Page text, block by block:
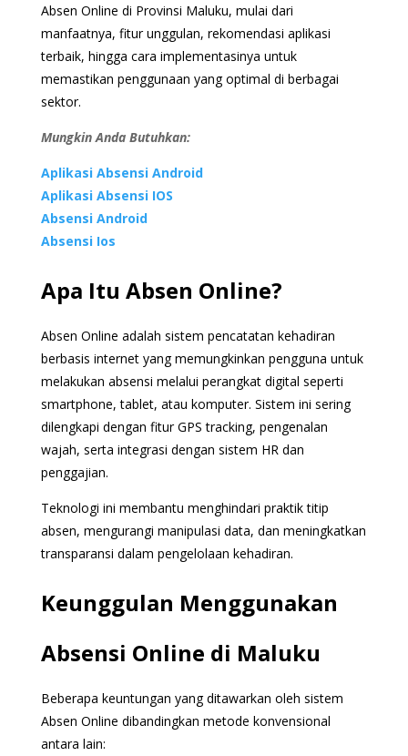
Absen Online di Provinsi Maluku, mulai dari
manfaatnya, fitur unggulan, rekomendasi aplikasi
terbaik, hingga cara implementasinya untuk
memastikan penggunaan yang optimal di berbagai
sektor.
Mungkin Anda Butuhkan:
Aplikasi Absensi Android
Aplikasi Absensi IOS
Absensi Android
Absensi Ios
Apa Itu Absen Online?
Absen Online adalah sistem pencatatan kehadiran
berbasis internet yang memungkinkan pengguna untuk
melakukan absensi melalui perangkat digital seperti
smartphone, tablet, atau komputer. Sistem ini sering
dilengkapi dengan fitur GPS tracking, pengenalan
wajah, serta integrasi dengan sistem HR dan
penggajian.
Teknologi ini membantu menghindari praktik titip
absen, mengurangi manipulasi data, dan meningkatkan
transparansi dalam pengelolaan kehadiran.
Keunggulan Menggunakan
Absensi Online di Maluku
Beberapa keuntungan yang ditawarkan oleh sistem
Absen Online dibandingkan metode konvensional
antara lain: